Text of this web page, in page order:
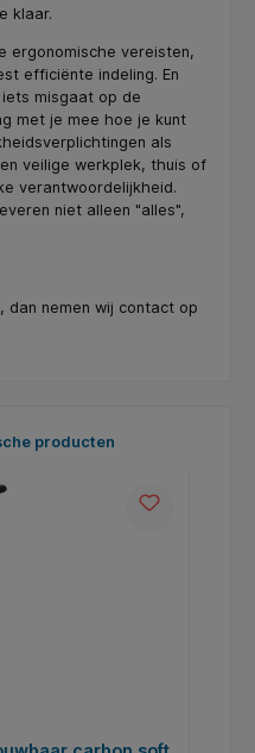
klaar.
ergonomische vereisten,
efficiënte indeling. En
misgaat op de
met je mee hoe je kunt
als
veilige werkplek, thuis of
verantwoordelijkheid.
niet alleen "alles",
dan nemen wij contact op
producten